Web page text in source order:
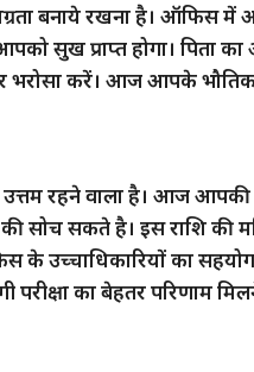
बनाये रखना है। ऑफिस
सुख प्राप्त होगा। पिता
भरोसा करें। आज आपके भौतिक
रहने वाला है। आज
सकते है। इस राशि की
उच्चाधिकारियों का सहयोग
परीक्षा का बेहतर परिणाम